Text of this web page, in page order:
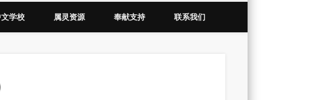
学校 属灵资源 奉献支持 联系我们